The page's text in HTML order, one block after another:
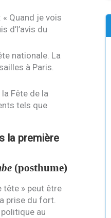
Quand je vois
d’l’avis du
nationale. La
à Paris.
Fête de la
tels que
la première
(posthume)
tête » peut être
prise du fort.
au